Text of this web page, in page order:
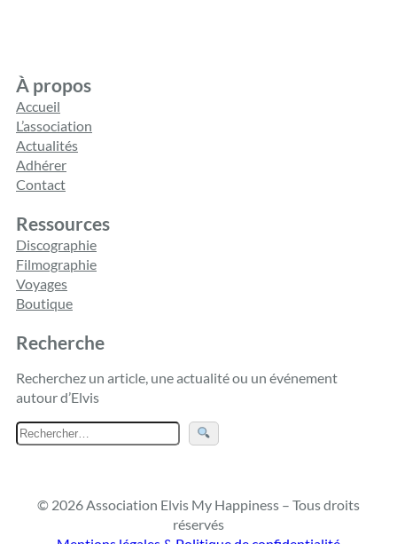
À propos
Accueil
L’association
Actualités
Adhérer
Contact
Ressources
Discographie
Filmographie
Voyages
Boutique
Recherche
Recherchez un article, une actualité ou un événement
autour d’Elvis
R
e
e
r
© 2026 Association Elvis My Happiness – Tous droits
réservés